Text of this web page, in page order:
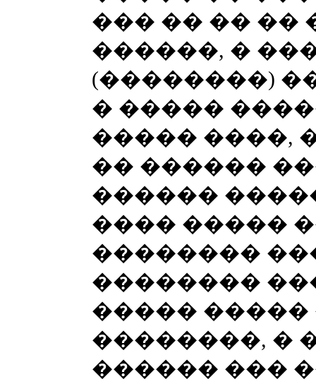
��� �� �� ��
������, �
(��������)
� �����
����� ����,
�� ������
������
���� �����
��������
��������
����� �����
��������, �
������ ���